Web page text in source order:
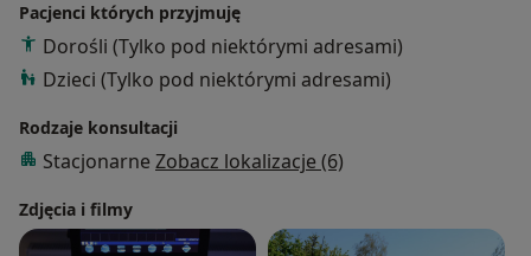
Pacjenci których przyjmuję
Dorośli (Tylko pod niektórymi adresami)
Dzieci (Tylko pod niektórymi adresami)
Rodzaje konsultacji
Stacjonarne Zobacz lokalizacje (6)
Zdjęcia i filmy